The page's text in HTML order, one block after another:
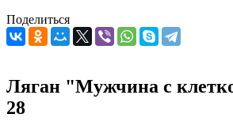
Поделиться
Ляган "Мужчина с
28